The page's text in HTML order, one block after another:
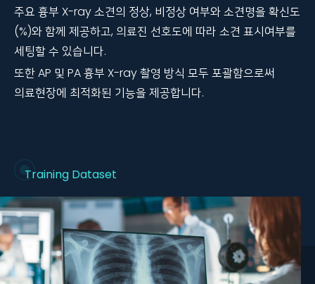
주요 흉부 X-ray 소견의 정상, 비정상 여부와 소견명을 확신도
(%)와 함께 제공하고, 의료진 선호도에 따라 소견 표시여부를
세팅할 수 있습니다.
또한 AP 및 PA 흉부 X-ray 촬영 방식 모두 포괄함으로써
의료현장에 최적화된 기능을 제공합니다.
Training Dataset